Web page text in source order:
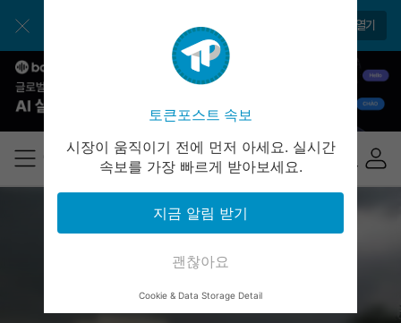
앱으로 더 간편하게 이용해보세요 앱 열기
토큰포스트 속보
시장이 움직이기 전에 먼저 아세요. 실시간
속보를 가장 빠르게 받아보세요.
지금 알림 받기
괜찮아요
Cookie & Data Storage Detail